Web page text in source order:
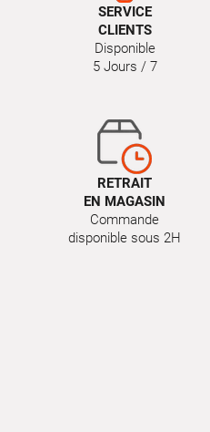
SERVICE
CLIENTS
Disponible
5 Jours / 7
RETRAIT
EN MAGASIN
Commande
disponible sous 2H